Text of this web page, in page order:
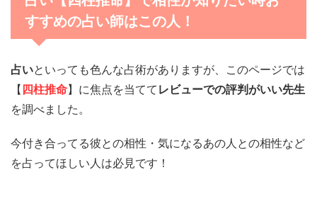
すすめの占い師はこの人！
占いといっても色んな占術がありますが、このページでは
【 四柱推命】に焦点を当てて レビューでの評判がいい先生
を調べました。
今付き合ってる彼との相性・気になるあの人との相性など
を占ってほしい人は必見です！